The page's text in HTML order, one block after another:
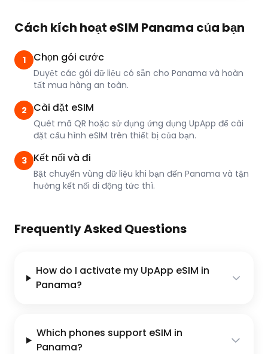
Cách kích hoạt eSIM Panama của bạn
1 Chọn gói cước
Duyệt các gói dữ liệu có sẵn cho Panama và hoàn
tất mua hàng an toàn.
2 Cài đặt eSIM
Quét mã QR hoặc sử dụng ứng dụng UpApp để cài
đặt cấu hình eSIM trên thiết bị của bạn.
3 Kết nối và đi
Bật chuyển vùng dữ liệu khi bạn đến Panama và tận
hưởng kết nối di động tức thì.
Frequently Asked Questions
How do I activate my UpApp eSIM in
Panama?
Which phones support eSIM in
Panama?